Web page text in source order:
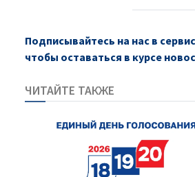
Подписывайтесь на нас в
чтобы оставаться в курсе
ЧИТАЙТЕ ТАКЖЕ